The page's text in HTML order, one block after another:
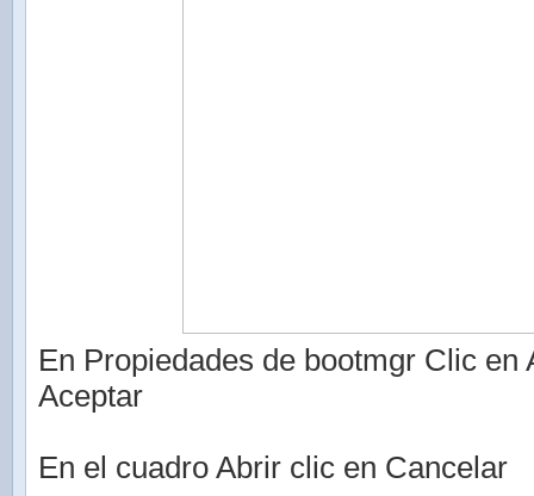
En Propiedades de bootmgr Clic en
Aceptar
En el cuadro Abrir clic en Cancelar